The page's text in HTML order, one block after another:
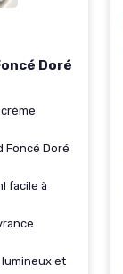
Doré
Foncé Doré
facile à
et